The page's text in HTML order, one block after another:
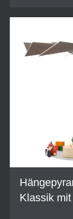
Klassik